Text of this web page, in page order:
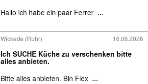
Hallo ich habe ein paar Ferrer ...
Wickede (Ruhr) 16.06.2026
Ich SUCHE Küche zu verschenken bitte
alles anbieten.
Bitte alles anbieten. Bin Flex ...